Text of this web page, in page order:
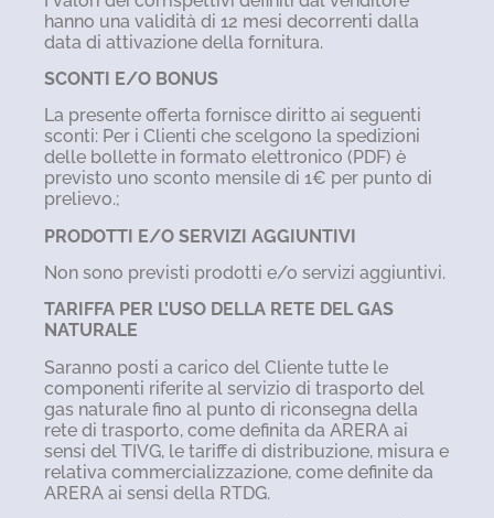
hanno una validità di 12 mesi decorrenti dalla
data di attivazione della fornitura.
SCONTI E/O BONUS
La presente offerta fornisce diritto ai seguenti
sconti: Per i Clienti che scelgono la spedizioni
delle bollette in formato elettronico (PDF) è
previsto uno sconto mensile di 1€ per punto di
prelievo.;
PRODOTTI E/O SERVIZI AGGIUNTIVI
Non sono previsti prodotti e/o servizi aggiuntivi.
TARIFFA PER L’USO DELLA RETE DEL GAS
NATURALE
Saranno posti a carico del Cliente tutte le
componenti riferite al servizio di trasporto del
gas naturale fino al punto di riconsegna della
rete di trasporto, come definita da ARERA ai
sensi del TIVG, le tariffe di distribuzione, misura e
relativa commercializzazione, come definite da
ARERA ai sensi della RTDG.